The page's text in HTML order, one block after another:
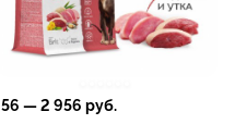
56 —2 956 руб.